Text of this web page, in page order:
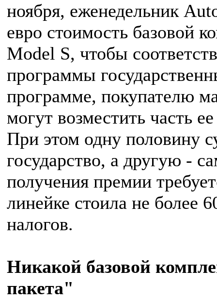
ноября, еженедельник
евро стоимость базовой
Model S, чтобы
программы
программе, покупателю
могут возместить часть
При этом одну половину
государство, а другую -
получения премии
линейке стоила не более
налогов.
Никакой базовой
пакета"